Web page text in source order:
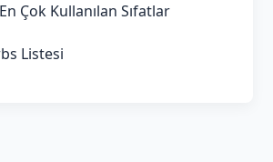
Çok Kullanılan Sıfatlar
Listesi